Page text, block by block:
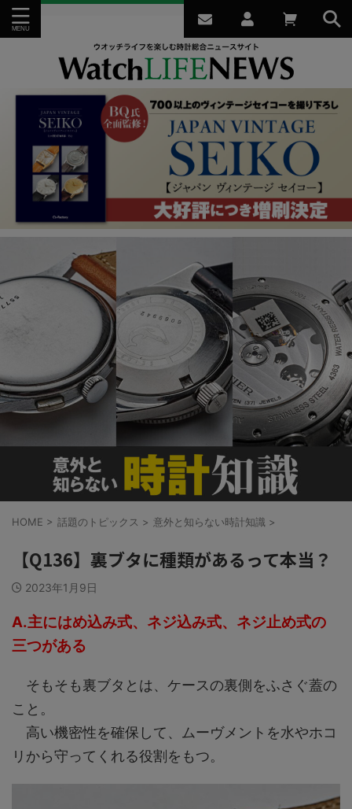
HOME > 話題のトピックス > 意外と知らない時計知識 >
【Q136】裏ブタに種類があるって本当？
2023年1月9日
A.主にはめ込み式、ネジ込み式、ネジ止め式の
三つがある
そもそも裏ブタとは、ケースの裏側をふさぐ蓋の
こと。
高い機密性を確保して、ムーヴメントを水やホコ
リから守ってくれる役割をもつ。